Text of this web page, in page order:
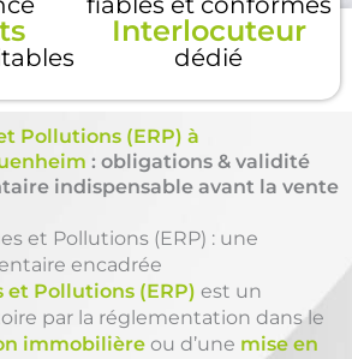
Interlocuteur
dédié
Pollutions (ERP) à
: obligations & validité
indispensable avant la vente
et Pollutions (ERP) : une
encadrée
et Pollutions (ERP) est un
par la réglementation dans le
immobilière ou d’une mise en